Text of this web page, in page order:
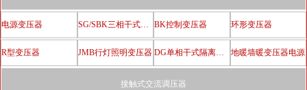
电源变压器 SG/SBK三相干式隔离变压器 BK控制变压器 环形变压器
R型变压器 JMB行灯照明变压器 DG单相干式隔离变压器 地暖墙暖变压器电源
接触式交流调压器